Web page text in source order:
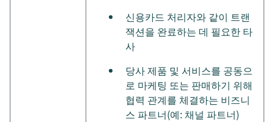
신용카드 처리자와 같이 트랜
잭션을 완료하는 데 필요한 타
사
당사 제품 및 서비스를 공동으
로 마케팅 또는 판매하기 위해
협력 관계를 체결하는 비즈니
스 파트너(예: 채널 파트너)